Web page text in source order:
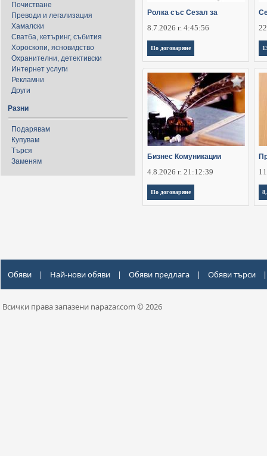
Почистване
Преводи и легализация
Хамалски
Сватба, кетъринг, събития
Хороскопи, ясновидство
Охранителни, детективски
Интернет услуги
Рекламни
Други
Разни
Подарявам
Купувам
Търся
Заменям
Ролка със Сезал за
8.7.2026 г. 4:45:56
По договаряне
Бизнес Комуникации
4.8.2026 г. 21:12:39
По договаряне
Обяви | Най-нови обяви | Обяви предлага | Обяви търси |
Всички права запазени napazar.com © 2026